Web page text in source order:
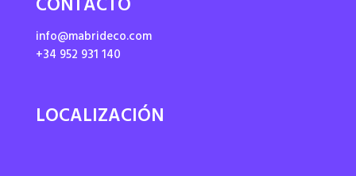
CONTACTO
info@mabrideco.com
+34 952 931 140
LOCALIZACIÓN